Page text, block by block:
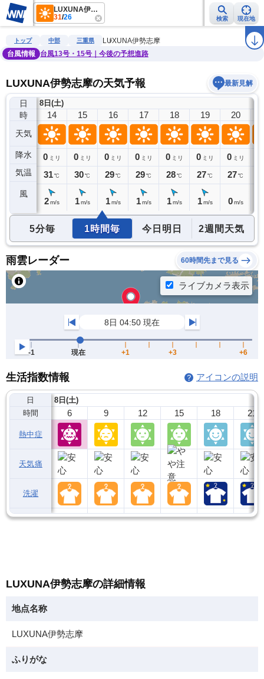
LUXUNA伊勢志摩
31/26 検索 現在地
雨雲レーダー 台風情報 地震情報 警報・注意報 ラ
トップ 中部 三重県
LUXUNA伊勢志摩
台風情報
台風13号・15号｜今後の予想進路
LUXUNA伊勢志摩の天気予報 最新見解
日
時
天気
降水
気温
風
8日(土)
13
0ミリ
31℃
14
0 ミリ
31℃
2 m/s
15
0 ミリ
30℃
1 m/s
16
0 ミリ
29℃
1 m/s
17
0 ミリ
29℃
1 m/s
18
0 ミリ
28℃
1 m/s
19
0 ミリ
27℃
1 m/s
20
0 ミリ
27℃
0 m/s
5分毎 1時間毎 今日明日 2週間天気
雨雲レーダー 60時間先まで見る
生活指数情報 アイコンの説明
日
時間
熱中症
天気痛
洗濯
8日(土)
6 9 12 15 18 21
LUXUNA伊勢志摩の詳細情報
地点名称
LUXUNA伊勢志摩
ふりがな